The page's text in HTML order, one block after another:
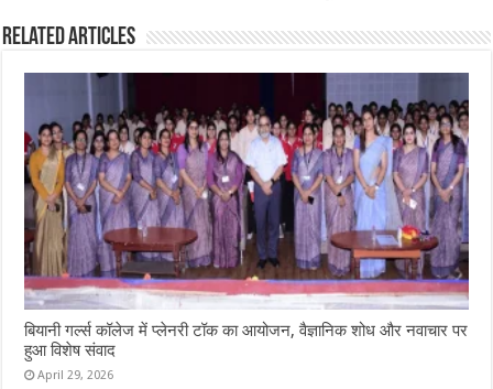
Related Articles
बियानी गर्ल्स कॉलेज में प्लेनरी टॉक का आयोजन, वैज्ञानिक शोध और नवाचार पर
हुआ विशेष संवाद
April 29, 2026